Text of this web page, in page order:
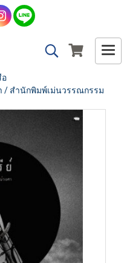
/ สำนักพิมพ์เม่นวรรณกรรม